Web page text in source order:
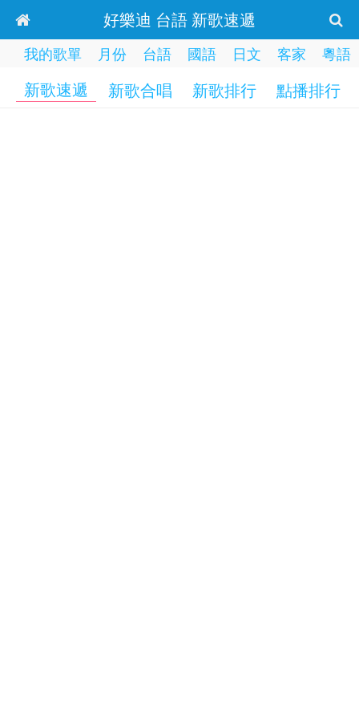
好樂迪 台語 新歌速遞
我的歌單 月份 台語 國語 日文 客家 粵語
新歌速遞 新歌合唱 新歌排行 點播排行